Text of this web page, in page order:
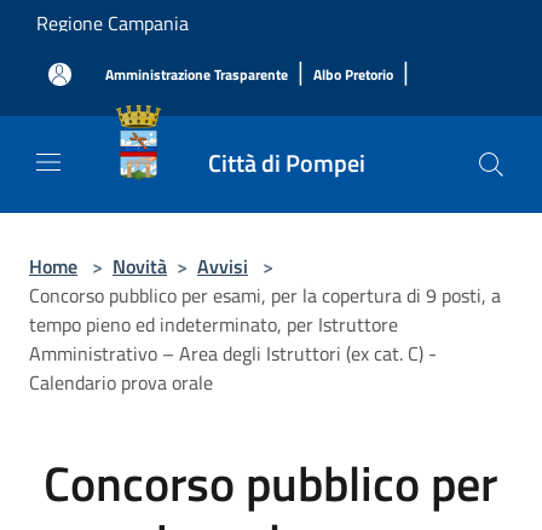
Salta al contenuto principale
Regione Campania
Amministrazione Trasparente | Albo Pretorio |
Città di Pompei
Home > Novità > Avvisi >
Concorso pubblico per esami, per la copertura di 9 posti, a
tempo pieno ed indeterminato, per Istruttore
Amministrativo – Area degli Istruttori (ex cat. C) -
Calendario prova orale
Concorso pubblico per